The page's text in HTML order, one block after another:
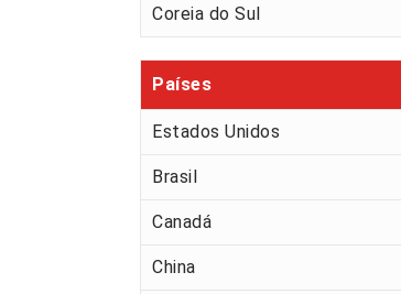
Coreia do Sul
Países
Estados Unidos
Brasil
Canadá
China